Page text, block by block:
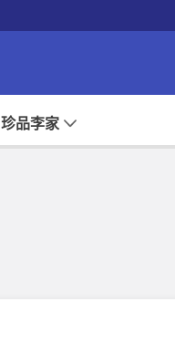
珍品李家